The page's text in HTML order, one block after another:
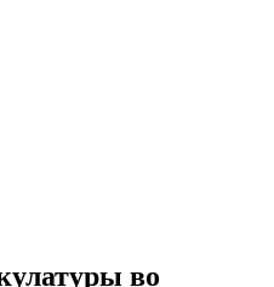
во